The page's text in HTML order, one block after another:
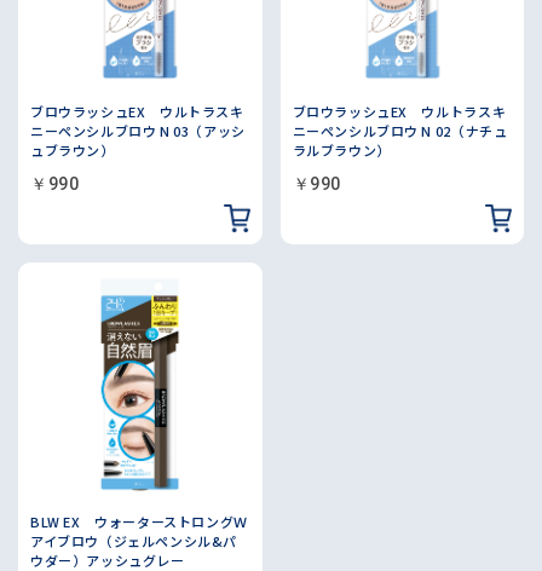
ブロウラッシュEX ウルトラスキ
ニーペンシルブロウ N 03（アッシ
ュブラウン）
￥990
ブロウラッシュEX ウルトラスキ
ニーペンシルブロウ N 02（ナチュ
ラルブラウン）
￥990
BLW EX ウォーターストロングＷ
アイブロウ（ジェルペンシル&パ
ウダー）アッシュグレー